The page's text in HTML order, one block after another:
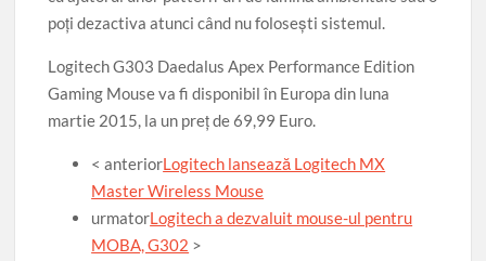
poţi dezactiva atunci când nu foloseşti sistemul.
Logitech G303 Daedalus Apex Performance Edition
Gaming Mouse va fi disponibil în Europa din luna
martie 2015, la un preţ de 69,99 Euro.
<anteriorLogitech lansează Logitech MX
Master Wireless Mouse
urmatorLogitech a dezvaluit mouse-ul pentru
MOBA, G302 >